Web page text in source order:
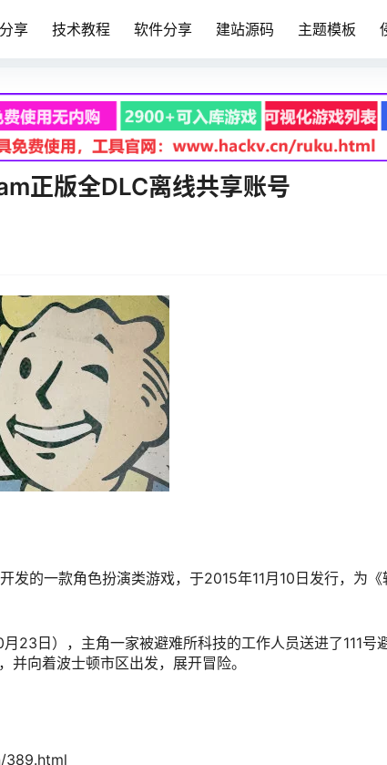
享 技术教程 软件分享 建站源码 主题模板
正版全DLC离线共享账号
发的一款角色扮演类游戏，于2015年11月10日发行，为
23日），主角一家被避难所科技的工作人员送进了111号
向着波士顿市区出发，展开冒险。
389.html